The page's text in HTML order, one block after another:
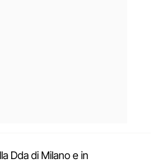
Dda di Milano e in